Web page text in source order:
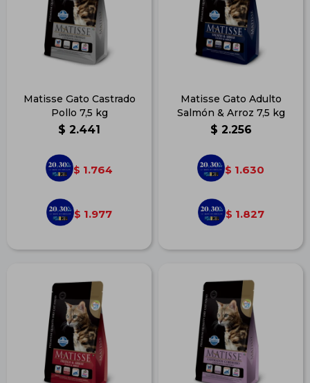
Matisse Gato Castrado
Pollo 7,5 kg
$ 2.441
$ 1.764
$ 1.977
Matisse Gato Adulto
Salmón & Arroz 7,5 kg
$ 2.256
$ 1.630
$ 1.827